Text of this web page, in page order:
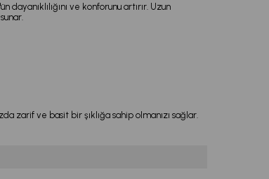
ve konforunu artırır. Uzun
zarif ve basit bir şıklığa sahip olmanızı sağlar.